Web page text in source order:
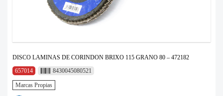
DISCO LAMINAS DE CORINDON BRIXO 115 GRANO 80 – 472182
657014
8430045080521
Marcas Propias